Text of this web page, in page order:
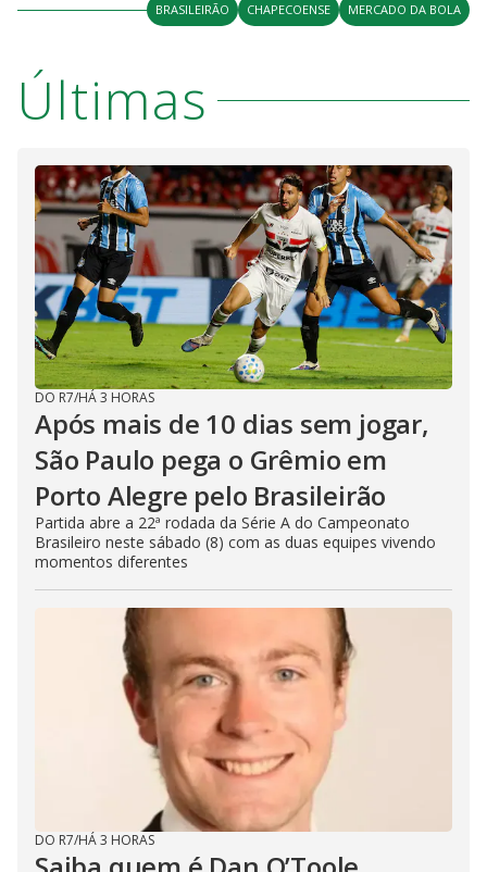
BRASILEIRÃO CHAPECOENSE MERCADO DA BOLA
Últimas
DO R7/HÁ 3 HORAS
Após mais de 10 dias sem jogar,
São Paulo pega o Grêmio em
Porto Alegre pelo Brasileirão
Partida abre a 22ª rodada da Série A do Campeonato
Brasileiro neste sábado (8) com as duas equipes vivendo
momentos diferentes
DO R7/HÁ 3 HORAS